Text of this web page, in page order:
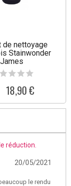
de nettoyage
Stainwonder
James
18,90 €
réduction.
20/05/2021
le rendu